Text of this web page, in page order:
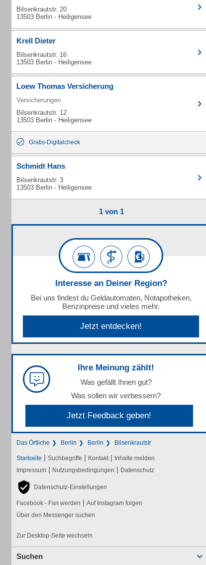
Bilsenkrautstr. 20
13503 Berlin - Heiligensee
Krell Dieter
Bilsenkrautstr. 16
13503 Berlin - Heiligensee
Loew Thomas Versicherung
Versicherungen
Bilsenkrautstr. 12
13503 Berlin - Heiligensee
Gratis-Digitalcheck
Schmidt Hans
Bilsenkrautstr. 3
13503 Berlin - Heiligensee
1 von 1
Interesse an Deiner Region?
Bei uns findest du Geldautomaten, Notapotheken,
Benzinpreise und vieles mehr.
Jetzt entdecken!
Ihre Meinung zählt!
Was gefällt Ihnen gut?
Was sollen wir verbessern?
Jetzt Feedback geben!
Das Örtliche Berlin Berlin Bilsenkrautstr
Startseite | Suchbegriffe | Kontakt | Inhalte melden
Impressum | Nutzungsbedingungen | Datenschutz
Datenschutz-Einstellungen
Facebook - Fan werden | Auf Instagram folgen
Über den Messenger suchen
Zur Desktop-Seite wechseln
Suchen